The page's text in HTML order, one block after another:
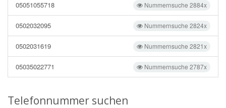
Nummernsuche 2884x
05051055718
Nummernsuche 2824x
0502032095
Nummernsuche 2821x
0502031619
Nummernsuche 2787x
05035022771
Telefonnummer suchen